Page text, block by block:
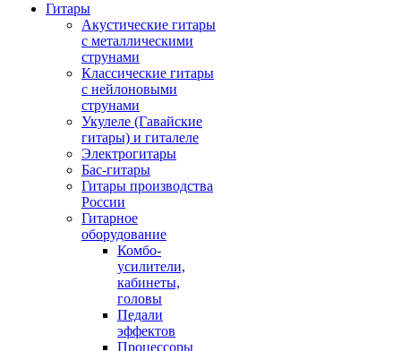
Гитары
Акустические гитары
с металлическими
струнами
Классические гитары
с нейлоновыми
струнами
Укулеле (Гавайские
гитары) и гиталеле
Электрогитары
Бас-гитары
Гитары производства
России
Гитарное
оборудование
Комбо-
усилители,
кабинеты,
головы
Педали
эффектов
Процессоры